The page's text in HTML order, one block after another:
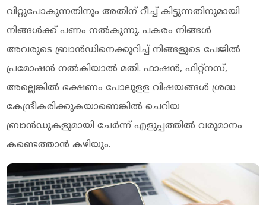
വിറ്റുപോകുന്നതിനും അതിന് റീച്ച് കിട്ടുന്നതിനുമായി
നിങ്ങള്‍ക്ക് പണം നല്‍കുന്നു. പകരം നിങ്ങള്‍
അവരുടെ ബ്രാന്‍ഡിനെക്കുറിച്ച് നിങ്ങളുടെ പേജില്‍
പ്രമോഷന്‍ നല്‍കിയാല്‍ മതി. ഫാഷന്‍, ഫിറ്റ്‌നസ്,
അല്ലെങ്കില്‍ ഭക്ഷണം പോലുളള വിഷയങ്ങള്‍ ശ്രദ്ധ
കേന്ദ്രീകരിക്കുകയാണെങ്കില്‍ ചെറിയ
ബ്രാന്‍ഡുകളുമായി ചേര്‍ന്ന് എളുപ്പത്തില്‍ വരുമാനം
കണ്ടെത്താന്‍ കഴിയും.